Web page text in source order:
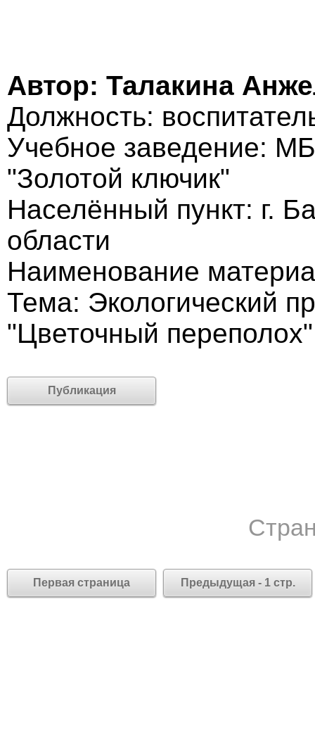
Автор: Талакина
Должность:
Учебное заведение:
"Золотой ключик"
Населённый пункт: г.
области
Наименование
Тема: Экологический
"Цветочный переполох"
Публикация
Первая страница Предыдущая - 1 стр.